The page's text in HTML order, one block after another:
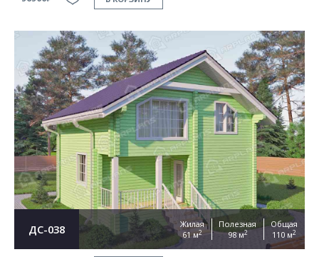
ДС-038
Жилая
61 м2
Полезная
98 м2
Общая
110 м2